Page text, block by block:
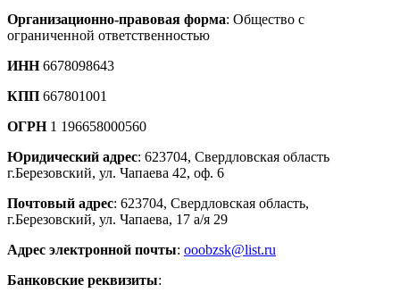
Организационно-правовая форма: Общество с
ограниченной ответственностью
ИНН6678098643
КПП 667801001
ОГРН1 196658000560
Юридический адрес: 623704, Свердловская область
г.Березовский, ул. Чапаева 42, оф. 6
Почтовый адрес: 623704, Свердловская область,
г.Березовский, ул. Чапаева, 17 а/я 29
Адрес электронной почты: ooobzsk@list.ru
Банковские реквизиты: